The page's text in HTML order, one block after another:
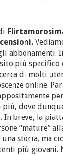
abbonamenti.
più specifico
di molti
online.
più, dove
In breve, la
“mature”
una storia, ma
più giovani.